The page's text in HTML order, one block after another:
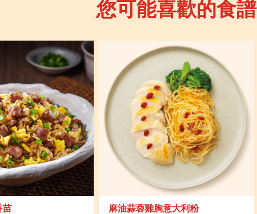
您可能喜歡的食譜
苗 麻油蒜蓉雞胸意大利粉